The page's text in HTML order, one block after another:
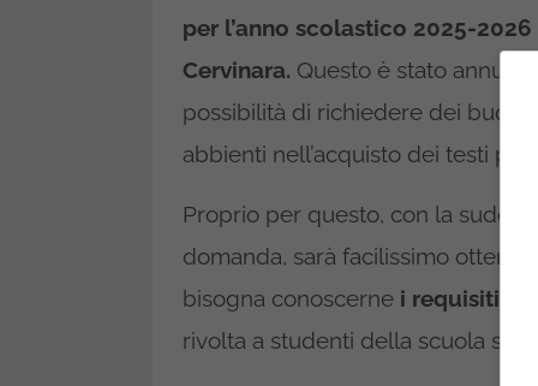
per l’anno scolastico 2025-
Cervinara. Questo è stato
possibilità di richiedere dei
abbienti nell’acquisto dei testi per
Proprio per questo, con la
domanda, sarà facilissimo
bisogna conoscerne i requisiti e
rivolta a studenti della scuola